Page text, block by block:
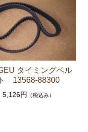
MZ21
タイミングベル
ト 13568-88300
5,126円 （税込み）